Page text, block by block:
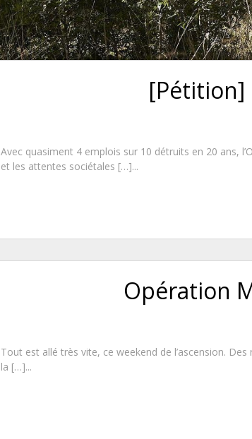
[Pétition]
Avec quasiment 4 emplois sur 10 détruits en 20 ans,
et les attentes sociétales […]...
Opération
Tout est allé très vite, ce weekend de l’ascension.
la […]...